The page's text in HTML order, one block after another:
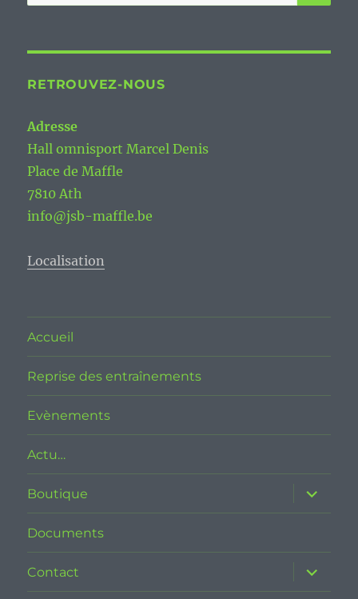
pour :
RETROUVEZ-NOUS
Adresse
Hall omnisport Marcel Denis
Place de Maffle
7810 Ath
info@jsb-maffle.be
Localisation
Accueil
Reprise des entraînements
Evènements
Actu…
Boutique
ouvrir
le
sous-
Documents
Contact
ouvrir
le
sous-